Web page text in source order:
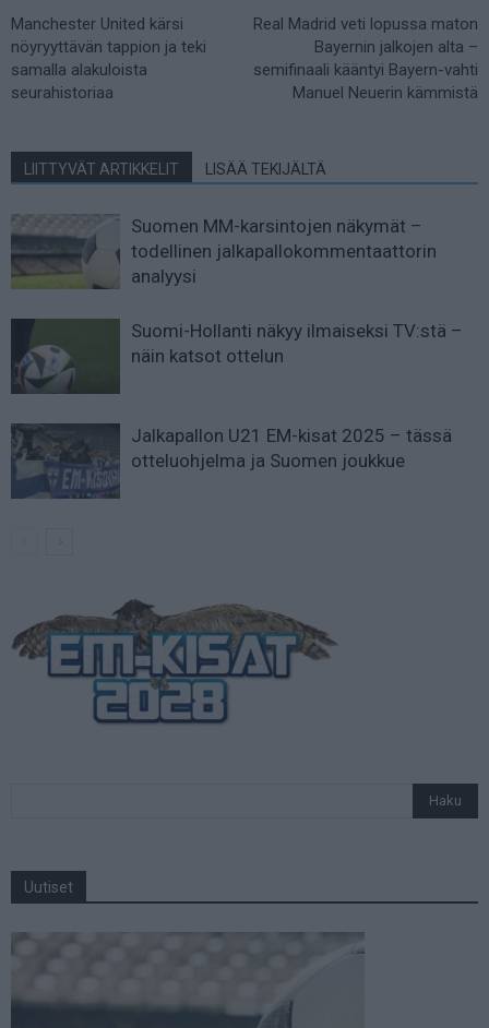
Manchester United kärsi
nöyryyttävän tappion ja teki
samalla alakuloista
seurahistoriaa
Real Madrid veti lopussa maton
Bayernin jalkojen alta –
semifinaali kääntyi Bayern-vahti
Manuel Neuerin kämmistä
LIITTYVÄT ARTIKKELIT LISÄÄ TEKIJÄLTÄ
Suomen MM-karsintojen näkymät –
todellinen jalkapallokommentaattorin
analyysi
Suomi-Hollanti näkyy ilmaiseksi TV:stä –
näin katsot ottelun
Jalkapallon U21 EM-kisat 2025 – tässä
otteluohjelma ja Suomen joukkue
Uutiset